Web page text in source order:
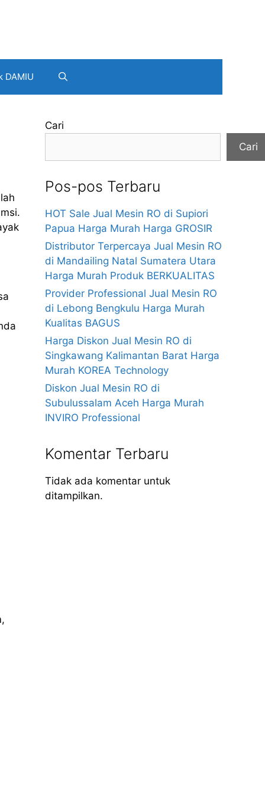
DAMIU
Cari
Cari
Pos-pos Terbaru
HOT Sale Jual Mesin RO di Supiori
Papua Harga Murah Harga GROSIR
Distributor Terpercaya Jual Mesin RO
di Mandailing Natal Sumatera Utara
Harga Murah Produk BERKUALITAS
Provider Professional Jual Mesin RO
di Lebong Bengkulu Harga Murah
Kualitas BAGUS
Harga Diskon Jual Mesin RO di
Singkawang Kalimantan Barat Harga
Murah KOREA Technology
Diskon Jual Mesin RO di
Subulussalam Aceh Harga Murah
INVIRO Professional
Komentar Terbaru
Tidak ada komentar untuk
ditampilkan.